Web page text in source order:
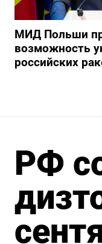
МИД Польши
возможность
российских
РФ